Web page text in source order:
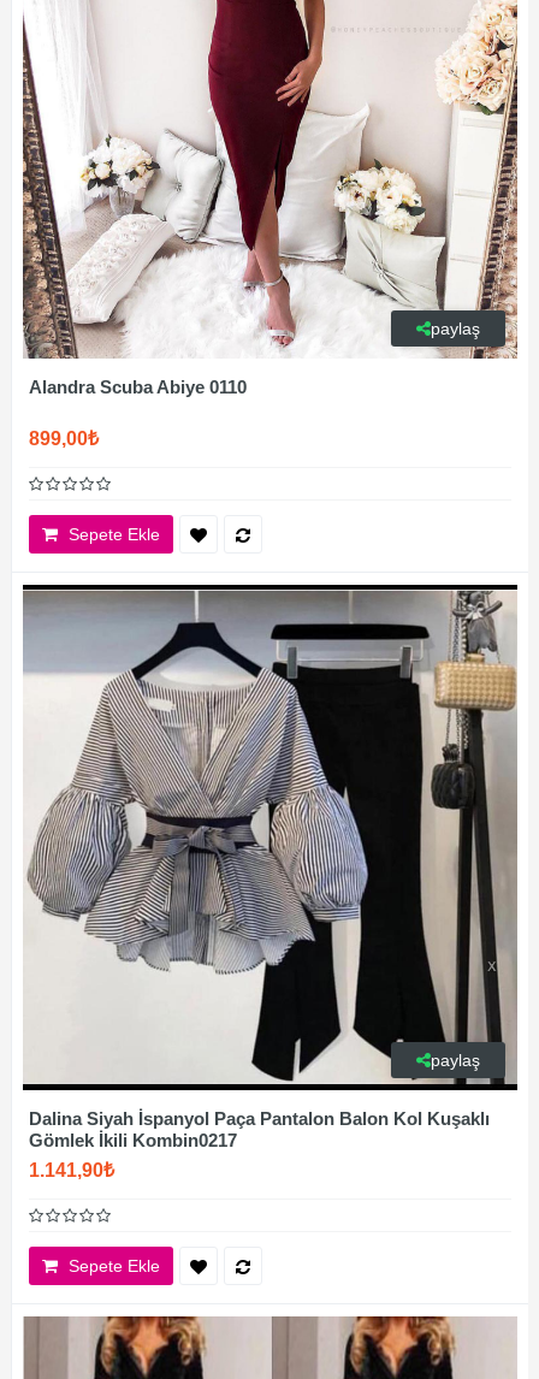
paylaş
Alandra Scuba Abiye 0110
899,00₺
Sepete Ekle
paylaş
Dalina Siyah İspanyol Paça Pantalon Balon Kol Kuşaklı
Gömlek İkili Kombin0217
1.141,90₺
Sepete Ekle